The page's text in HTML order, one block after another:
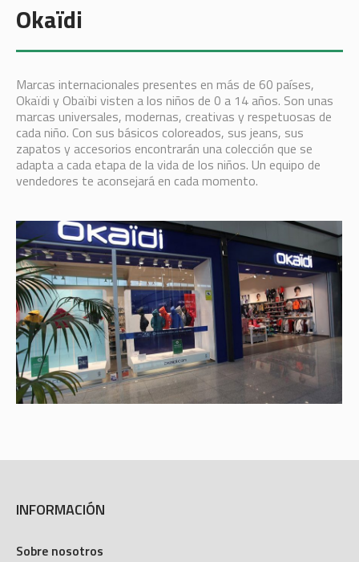
Okaïdi
Marcas internacionales presentes en más de 60 países,
Okaïdi y Obaïbi visten a los niños de 0 a 14 años. Son unas
marcas universales, modernas, creativas y respetuosas de
cada niño. Con sus básicos coloreados, sus jeans, sus
zapatos y accesorios encontrarán una colección que se
adapta a cada etapa de la vida de los niños. Un equipo de
vendedores te aconsejará en cada momento.
INFORMACIÓN
Sobre nosotros